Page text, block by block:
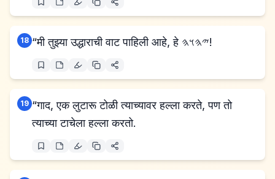
18 “मी तुझ्या उद्धाराची वाट पाहिली आहे, हे 𐤉𐤄𐤅𐤄!
19 “गाद, एक लुटारू टोळी त्याच्यावर हल्ला करते, पण तो
त्याच्या टाचेला हल्ला करतो.